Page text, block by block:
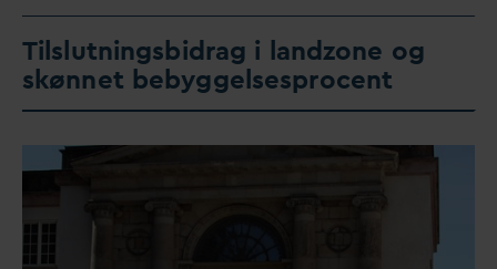
Tilslutningsbidrag i landzone og
skønnet bebyggelsesprocent